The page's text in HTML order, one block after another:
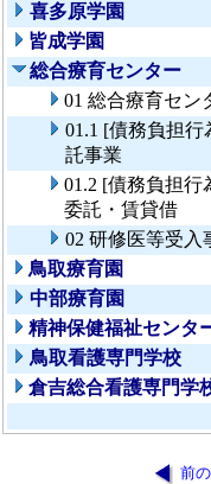
喜多原学園
皆成学園
総合療育センター
01 総合療育セン
01.1 [債務負担
託事業
01.2 [債務負担
委託・賃貸借
02 研修医等受入
鳥取療育園
中部療育園
精神保健福祉センタ
鳥取看護専門学校
倉吉総合看護専門学
前